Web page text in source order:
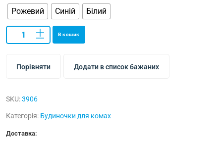
Рожевий Синій Білий
В кошик
Порівняти Додати в список бажаних
SKU:3906
Категорія: Будиночки для комах
Доставка: